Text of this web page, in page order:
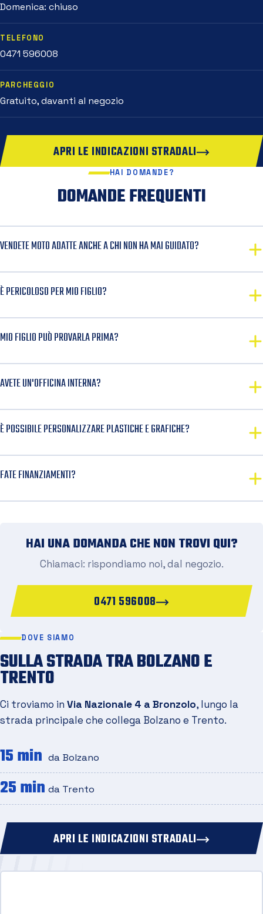
Domenica: chiuso
TELEFONO
0471 596008
PARCHEGGIO
Gratuito, davanti al negozio
APRI LE INDICAZIONI STRADALI
HAI DOMANDE?
DOMANDE FREQUENTI
VENDETE MOTO ADATTE ANCHE A CHI NON HA MAI GUIDATO?
È PERICOLOSO PER MIO FIGLIO?
MIO FIGLIO PUÒ PROVARLA PRIMA?
AVETE UN'OFFICINA INTERNA?
È POSSIBILE PERSONALIZZARE PLASTICHE E GRAFICHE?
FATE FINANZIAMENTI?
HAI UNA DOMANDA CHE NON TROVI QUI?
Chiamaci: rispondiamo noi, dal negozio.
0471 596008
DOVE SIAMO
SULLA STRADA TRA BOLZANO E
TRENTO
Ci troviamo in Via Nazionale 4 a Bronzolo, lungo la
strada principale che collega Bolzano e Trento.
15 min da Bolzano
25 min da Trento
APRI LE INDICAZIONI STRADALI